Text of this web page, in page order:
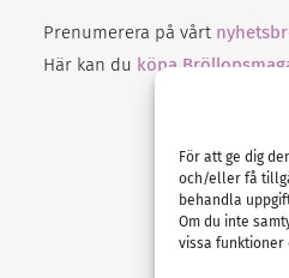
För att ge dig
och/eller få
behandla
Om du inte
vissa funktioner
Prenumerera på vårt
Här kan du köpa